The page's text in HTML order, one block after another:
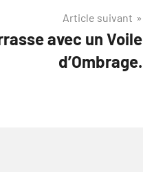
Article suivant
avec un Voile
d’Ombrage.